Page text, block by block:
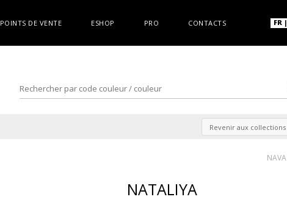
POINTS DE VENTE ESHOP PRO CONTACTS FR |
Revenir aux collections
NAVA
NATALIYA